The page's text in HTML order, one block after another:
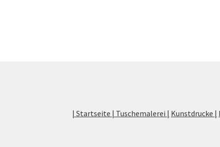
| Startseite | Tuschemalerei | Kunstdrucke |